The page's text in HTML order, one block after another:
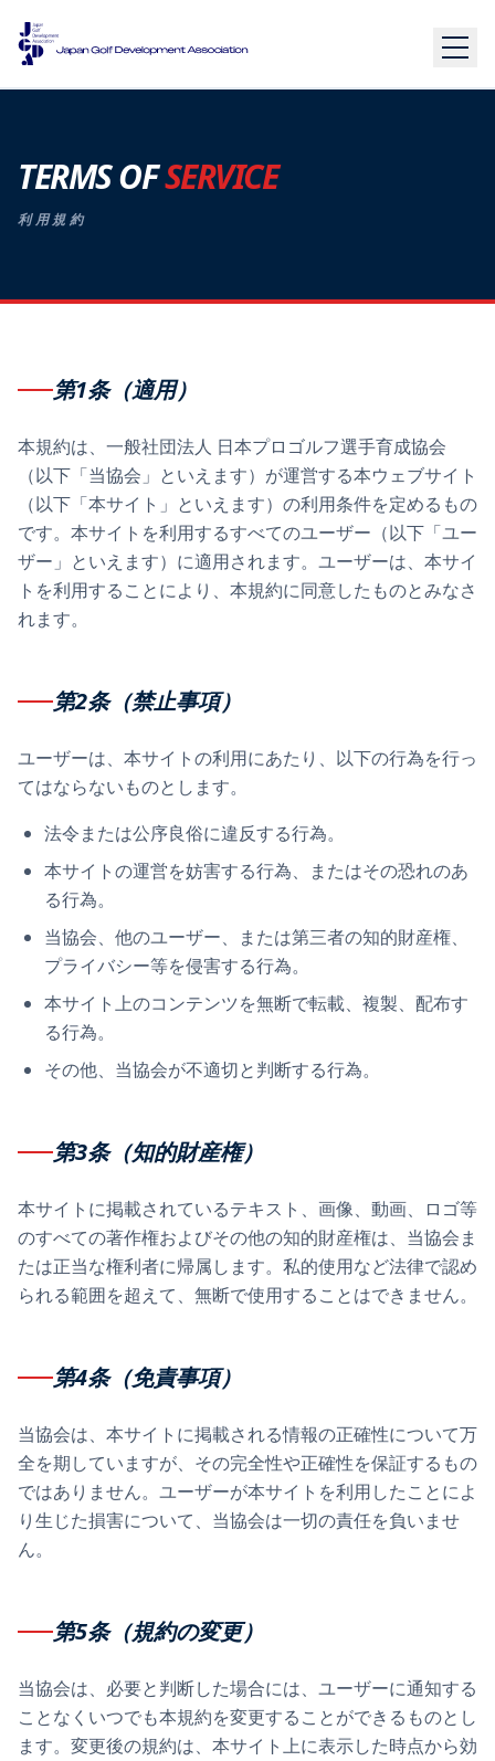
TERMS OFSERVICE
利用規約
第1条（適用）
本規約は、一般社団法人 日本プロゴルフ選手育成協会
（以下「当協会」といえます）が運営する本ウェブサイト
（以下「本サイト」といえます）の利用条件を定めるもの
です。本サイトを利用するすべてのユーザー（以下「ユー
ザー」といえます）に適用されます。ユーザーは、本サイ
トを利用することにより、本規約に同意したものとみなさ
れます。
第2条（禁止事項）
ユーザーは、本サイトの利用にあたり、以下の行為を行っ
てはならないものとします。
法令または公序良俗に違反する行為。
本サイトの運営を妨害する行為、またはその恐れのあ
る行為。
当協会、他のユーザー、または第三者の知的財産権、
プライバシー等を侵害する行為。
本サイト上のコンテンツを無断で転載、複製、配布す
る行為。
その他、当協会が不適切と判断する行為。
第3条（知的財産権）
本サイトに掲載されているテキスト、画像、動画、ロゴ等
のすべての著作権およびその他の知的財産権は、当協会ま
たは正当な権利者に帰属します。私的使用など法律で認め
られる範囲を超えて、無断で使用することはできません。
第4条（免責事項）
当協会は、本サイトに掲載される情報の正確性について万
全を期していますが、その完全性や正確性を保証するもの
ではありません。ユーザーが本サイトを利用したことによ
り生じた損害について、当協会は一切の責任を負いませ
ん。
第5条（規約の変更）
当協会は、必要と判断した場合には、ユーザーに通知する
ことなくいつでも本規約を変更することができるものとし
ます。変更後の規約は、本サイト上に表示した時点から効